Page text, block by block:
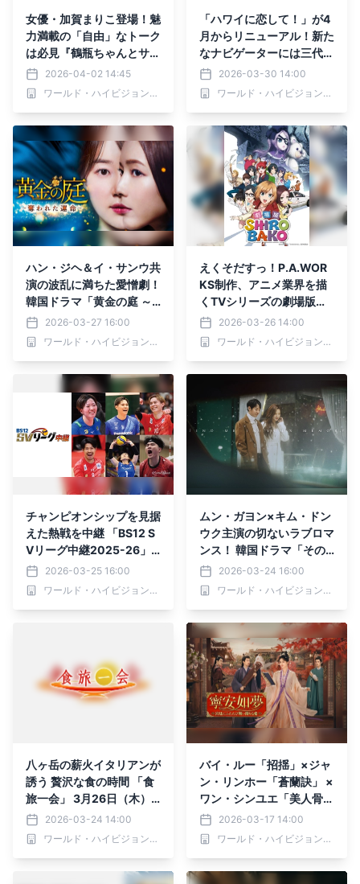
女優・加賀まりこ登場！魅
力満載の「自由」なトーク
は必見『鶴瓶ちゃんとサワ
コちゃん～昭和の大先輩と
おかしな２人～』第63回
ゲスト：加賀まりこ 4月
BS12 トゥエルビで放送
2026-04-02 14:45
ワールド・ハイビジョン・チャンネル株式会社
「ハワイに恋して！」が4
月からリニューアル！新た
なナビゲーターには三代目
J SOUL BROTHERS山下
健二郎が就任しパワーアッ
プ！ さらにはスピンオフ
始動！
2026-03-30 14:00
ワールド・ハイビジョン・チャンネル株式会社
ハン・ジヘ＆イ・サンウ共
演の波乱に満ちた愛憎劇！
韓国ドラマ「黄金の庭 ～
奪われた運命～」 3月31日
（火）夕方5:30～ BS12
トゥエルビで放送スタート
2026-03-27 16:00
ワールド・ハイビジョン・チャンネル株式会社
えくそだすっ！P.A.WOR
KS制作、アニメ業界を描
くTVシリーズの劇場版「S
HIROBAKO」を無料初放
送 4月26日（日）よる7時
～BS12 トゥエルビ
2026-03-26 14:00
ワールド・ハイビジョン・チャンネル株式会社
チャンピオンシップを見据
えた熱戦を中継 「BS12 S
Vリーグ中継2025-26」 3
月29日（日)「サントリー
vs. STINGS愛知」
2026-03-25 16:00
ワールド・ハイビジョン・チャンネル株式会社
ムン・ガヨン×キム・ドン
ウク主演の切ないラブロマ
ンス！ 韓国ドラマ「その
男の記憶法」 3月28日
（土）ひる1:00～ BS12
トゥエルビで放送スタート
2026-03-24 16:00
ワールド・ハイビジョン・チャンネル株式会社
八ヶ岳の薪火イタリアンが
誘う 贅沢な食の時間 「食
旅一会」 3月26日（木）
よる9時～ BS12 トゥエル
ビで全国無料放送
2026-03-24 14:00
ワールド・ハイビジョン・チャンネル株式会社
バイ・ルー「招揺」×ジャ
ン・リンホー「蒼蘭訣」 ×
ワン・シンユエ「美人骨」
豪華スター共演！ 中国ド
ラマ「寧安如夢～宮廷にふ
たたび舞い降りる愛～」
2026-03-17 14:00
ワールド・ハイビジョン・チャンネル株式会社